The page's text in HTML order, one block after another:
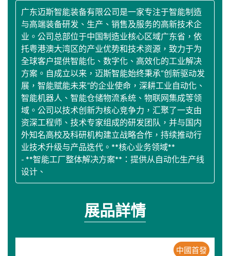
广东迈斯智能装备有限公司是一家专注于智能制造
与高端装备研发、生产、销售及服务的高新技术企
业。公司总部位于中国制造业核心区域广东省，依
托粤港澳大湾区的产业优势和技术资源，致力于为
全球客户提供智能化、数字化、高效化的工业解决
方案。自成立以来，迈斯智能始终秉承“创新驱动发
展，智能赋能未来”的企业使命，深耕工业自动化、
智能机器人、智能仓储物流系统、物联网集成等领
域。公司以技术创新为核心竞争力，汇聚了一支由
资深工程师、技术专家组成的研发团队，并与国内
外知名高校及科研机构建立战略合作，持续推动行
业技术升级与产品迭代。**核心业务领域**
- **智能工厂整体解决方案**：提供从自动化生产线
设计、
展品詳情
中國首發